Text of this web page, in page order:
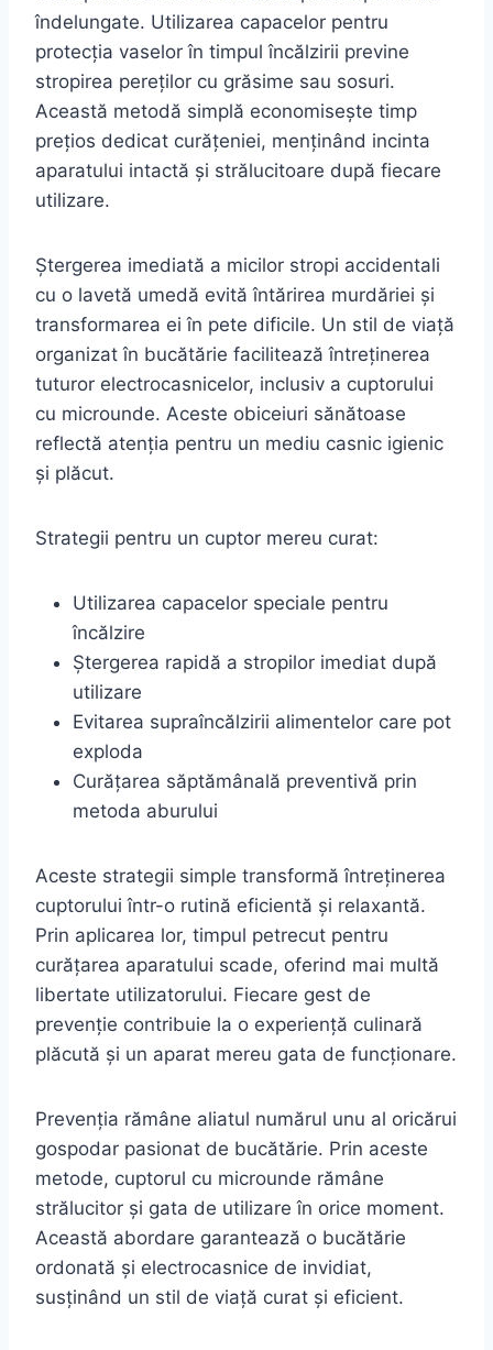
îndelungate. Utilizarea capacelor pentru
protecția vaselor în timpul încălzirii previne
stropirea pereților cu grăsime sau sosuri.
Această metodă simplă economisește timp
prețios dedicat curățeniei, menținând incinta
aparatului intactă și strălucitoare după fiecare
utilizare.
Ștergerea imediată a micilor stropi accidentali
cu o lavetă umedă evită întărirea murdăriei și
transformarea ei în pete dificile. Un stil de viață
organizat în bucătărie facilitează întreținerea
tuturor electrocasnicelor, inclusiv a cuptorului
cu microunde. Aceste obiceiuri sănătoase
reflectă atenția pentru un mediu casnic igienic
și plăcut.
Strategii pentru un cuptor mereu curat:
Utilizarea capacelor speciale pentru
încălzire
Ștergerea rapidă a stropilor imediat după
utilizare
Evitarea supraîncălzirii alimentelor care pot
exploda
Curățarea săptămânală preventivă prin
metoda aburului
Aceste strategii simple transformă întreținerea
cuptorului într-o rutină eficientă și relaxantă.
Prin aplicarea lor, timpul petrecut pentru
curățarea aparatului scade, oferind mai multă
libertate utilizatorului. Fiecare gest de
prevenție contribuie la o experiență culinară
plăcută și un aparat mereu gata de funcționare.
Prevenția rămâne aliatul numărul unu al oricărui
gospodar pasionat de bucătărie. Prin aceste
metode, cuptorul cu microunde rămâne
strălucitor și gata de utilizare în orice moment.
Această abordare garantează o bucătărie
ordonată și electrocasnice de invidiat,
susținând un stil de viață curat și eficient.